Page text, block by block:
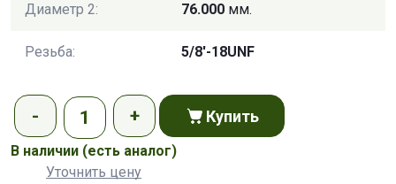
Диаметр 2: 76.000 мм.
Резьба: 5/8'-18UNF
Купить
В наличии (есть аналог)
Уточнить цену